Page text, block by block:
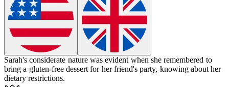
Sarah's considerate nature was evident when she remembered to
bring a gluten-free dessert for her friend's party, knowing about her
dietary restrictions.